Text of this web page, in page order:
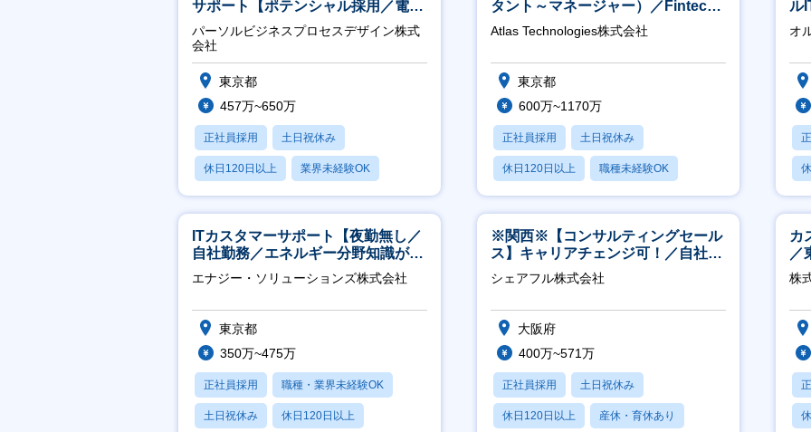
サポート【ポテンシャル採用／電
力・ガス等の民間向けプロジェクト
推進】
パーソルビジネスプロセスデザイン株式
会社
東京都
457万~650万
正社員採用 土日祝休み
休日120日以上 業界未経験OK
産休・育休あり
タント～マネージャー）／Fintech
領域／設立5年弱で上場
Atlas Technologies株式会社
東京都
600万~1170万
正社員採用 土日祝休み
休日120日以上 職種未経験OK
産休・育休あり
ル
オ
ITカスタマーサポート【夜勤無し／
自社勤務／エネルギー分野知識が身
につきます】
エナジー・ソリューションズ株式会社
東京都
350万~475万
正社員採用 職種・業界未経験OK
土日祝休み 休日120日以上
※関西※【コンサルティングセール
ス】キャリアチェンジ可！／自社サ
ービス『シェアフル』の営業
シェアフル株式会社
大阪府
400万~571万
正社員採用 土日祝休み
休日120日以上 産休・育休あり
カ
／
株